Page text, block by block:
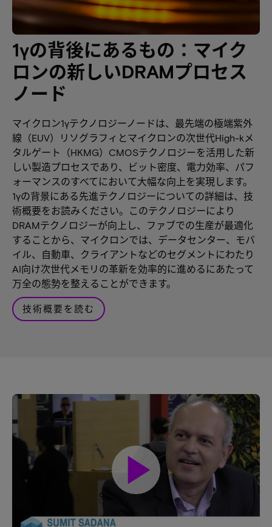
1γの背後にあるもの：マイク
ロンの新しいDRAMプロセス
ノード
マイクロン1γテクノロジーノードは、最先端の極端紫外
線（EUV）リソグラフィとマイクロンの次世代High-kメ
タルゲート（HKMG）CMOSテクノロジーを活用した新
しい製造プロセスであり、ビット密度、電力効率、パフ
ォーマンスのすべてにおいて大幅な向上を実現します。
1γの背景にある先進テクノロジーについての詳細は、技
術概要をお読みください。このテクノロジーにより
DRAMテクノロジーが向上し、ファブでの生産が最適化
することから、マイクロンでは、データセンター、モバ
イル、自動車、クライアントなどのセグメントにわたり
AI向け次世代メモリの革新を効率的に進めるにあたって
万全の態勢を整えることができます。
技術概要を読む
play_arrow